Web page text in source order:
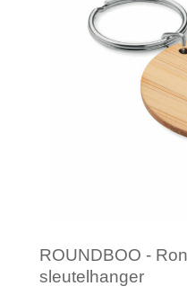
ROUNDBOO -
sleutelhanger